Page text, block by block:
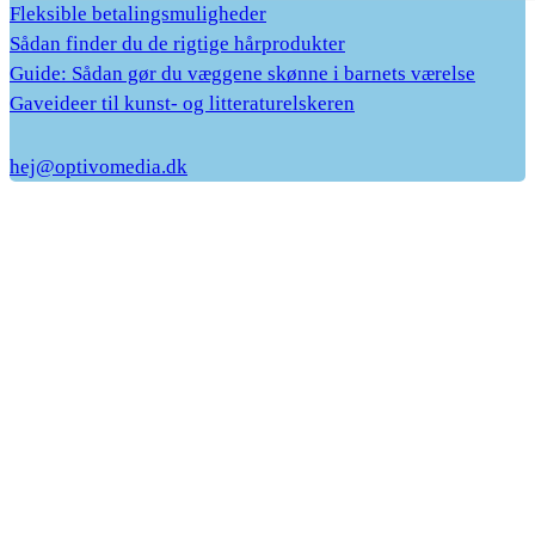
Fleksible betalingsmuligheder
Sådan finder du de rigtige hårprodukter
Guide: Sådan gør du væggene skønne i barnets værelse
Gaveideer til kunst- og litteraturelskeren
hej@optivomedia.dk